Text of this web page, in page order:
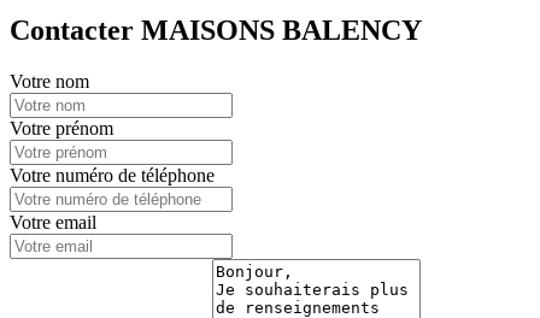
Contacter MAISONS BALENCY
Votre nom
Votre prénom
Votre numéro de téléphone
Votre email